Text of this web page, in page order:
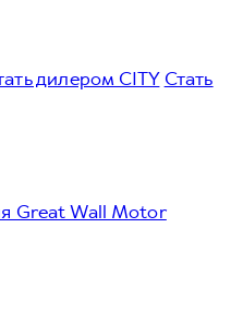
дилером CITY Стать
Great Wall Motor